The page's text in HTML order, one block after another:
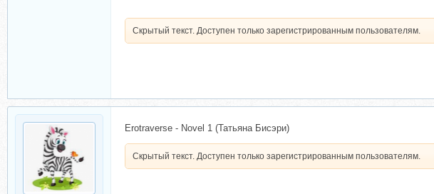
Скрытый текст. Доступен только зарегистрированным пользователям.
Erotraverse - Novel 1 (Татьяна Бисэри)
Скрытый текст. Доступен только зарегистрированным пользователям.